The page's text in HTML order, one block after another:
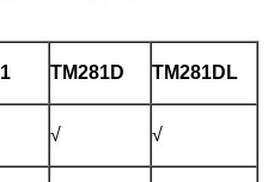
TM281D TM281DL
√ √